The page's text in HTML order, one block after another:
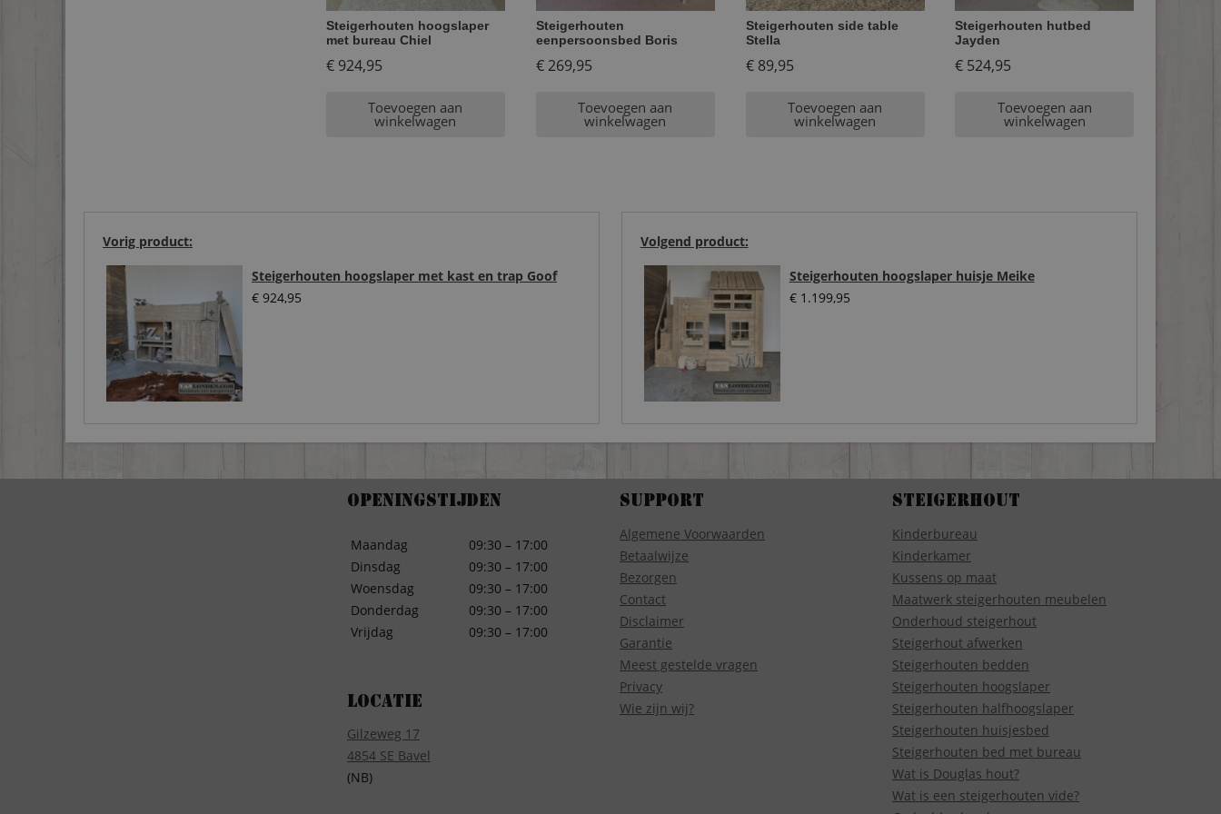
Steigerhouten hoogslaper
met bureau Chiel
€924,95
Toevoegen aan
winkelwagen
Steigerhouten
eenpersoonsbed Boris
€269,95
Toevoegen aan
winkelwagen
Steigerhouten side table
Stella
€89,95
Toevoegen aan
winkelwagen
Steigerhouten hutbed
Jayden
€ 524,95
Toevoegen aan
winkelwagen
Volgend product:
Steigerhouten hoogslaper huisje Meike
€1.199,95
Vorig product:
Steigerhouten hoogslaper met kast en trap Goof
€ 924,95
Openingstijden
Maandag
Dinsdag
Woensdag
Donderdag
Vrijdag
09:30 – 17:00
09:30 – 17:00
09:30 – 17:00
09:30 – 17:00
09:30 – 17:00
Locatie
Gilzeweg 17
4854 SE Bavel
(NB)
Support
Algemene Voorwaarden
Betaalwijze
Bezorgen
Contact
Disclaimer
Garantie
Meest gestelde vragen
Privacy
Wie zijn wij?
Steigerhout
Kinderbureau
Kinderkamer
Kussens op maat
Maatwerk steigerhouten meubelen
Onderhoud steigerhout
Steigerhout afwerken
Steigerhouten bedden
Steigerhouten hoogslaper
Steigerhouten halfhoogslaper
Steigerhouten huisjesbed
Steigerhouten bed met bureau
Wat is Douglas hout?
Wat is een steigerhouten vide?